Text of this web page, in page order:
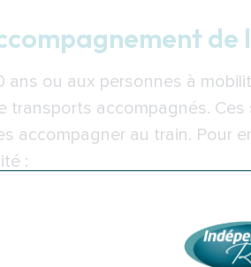
de
ou aux personnes à
accompagnés. Ces
accompagner au train. Pour
:
debout pénible ;
de guerre ;